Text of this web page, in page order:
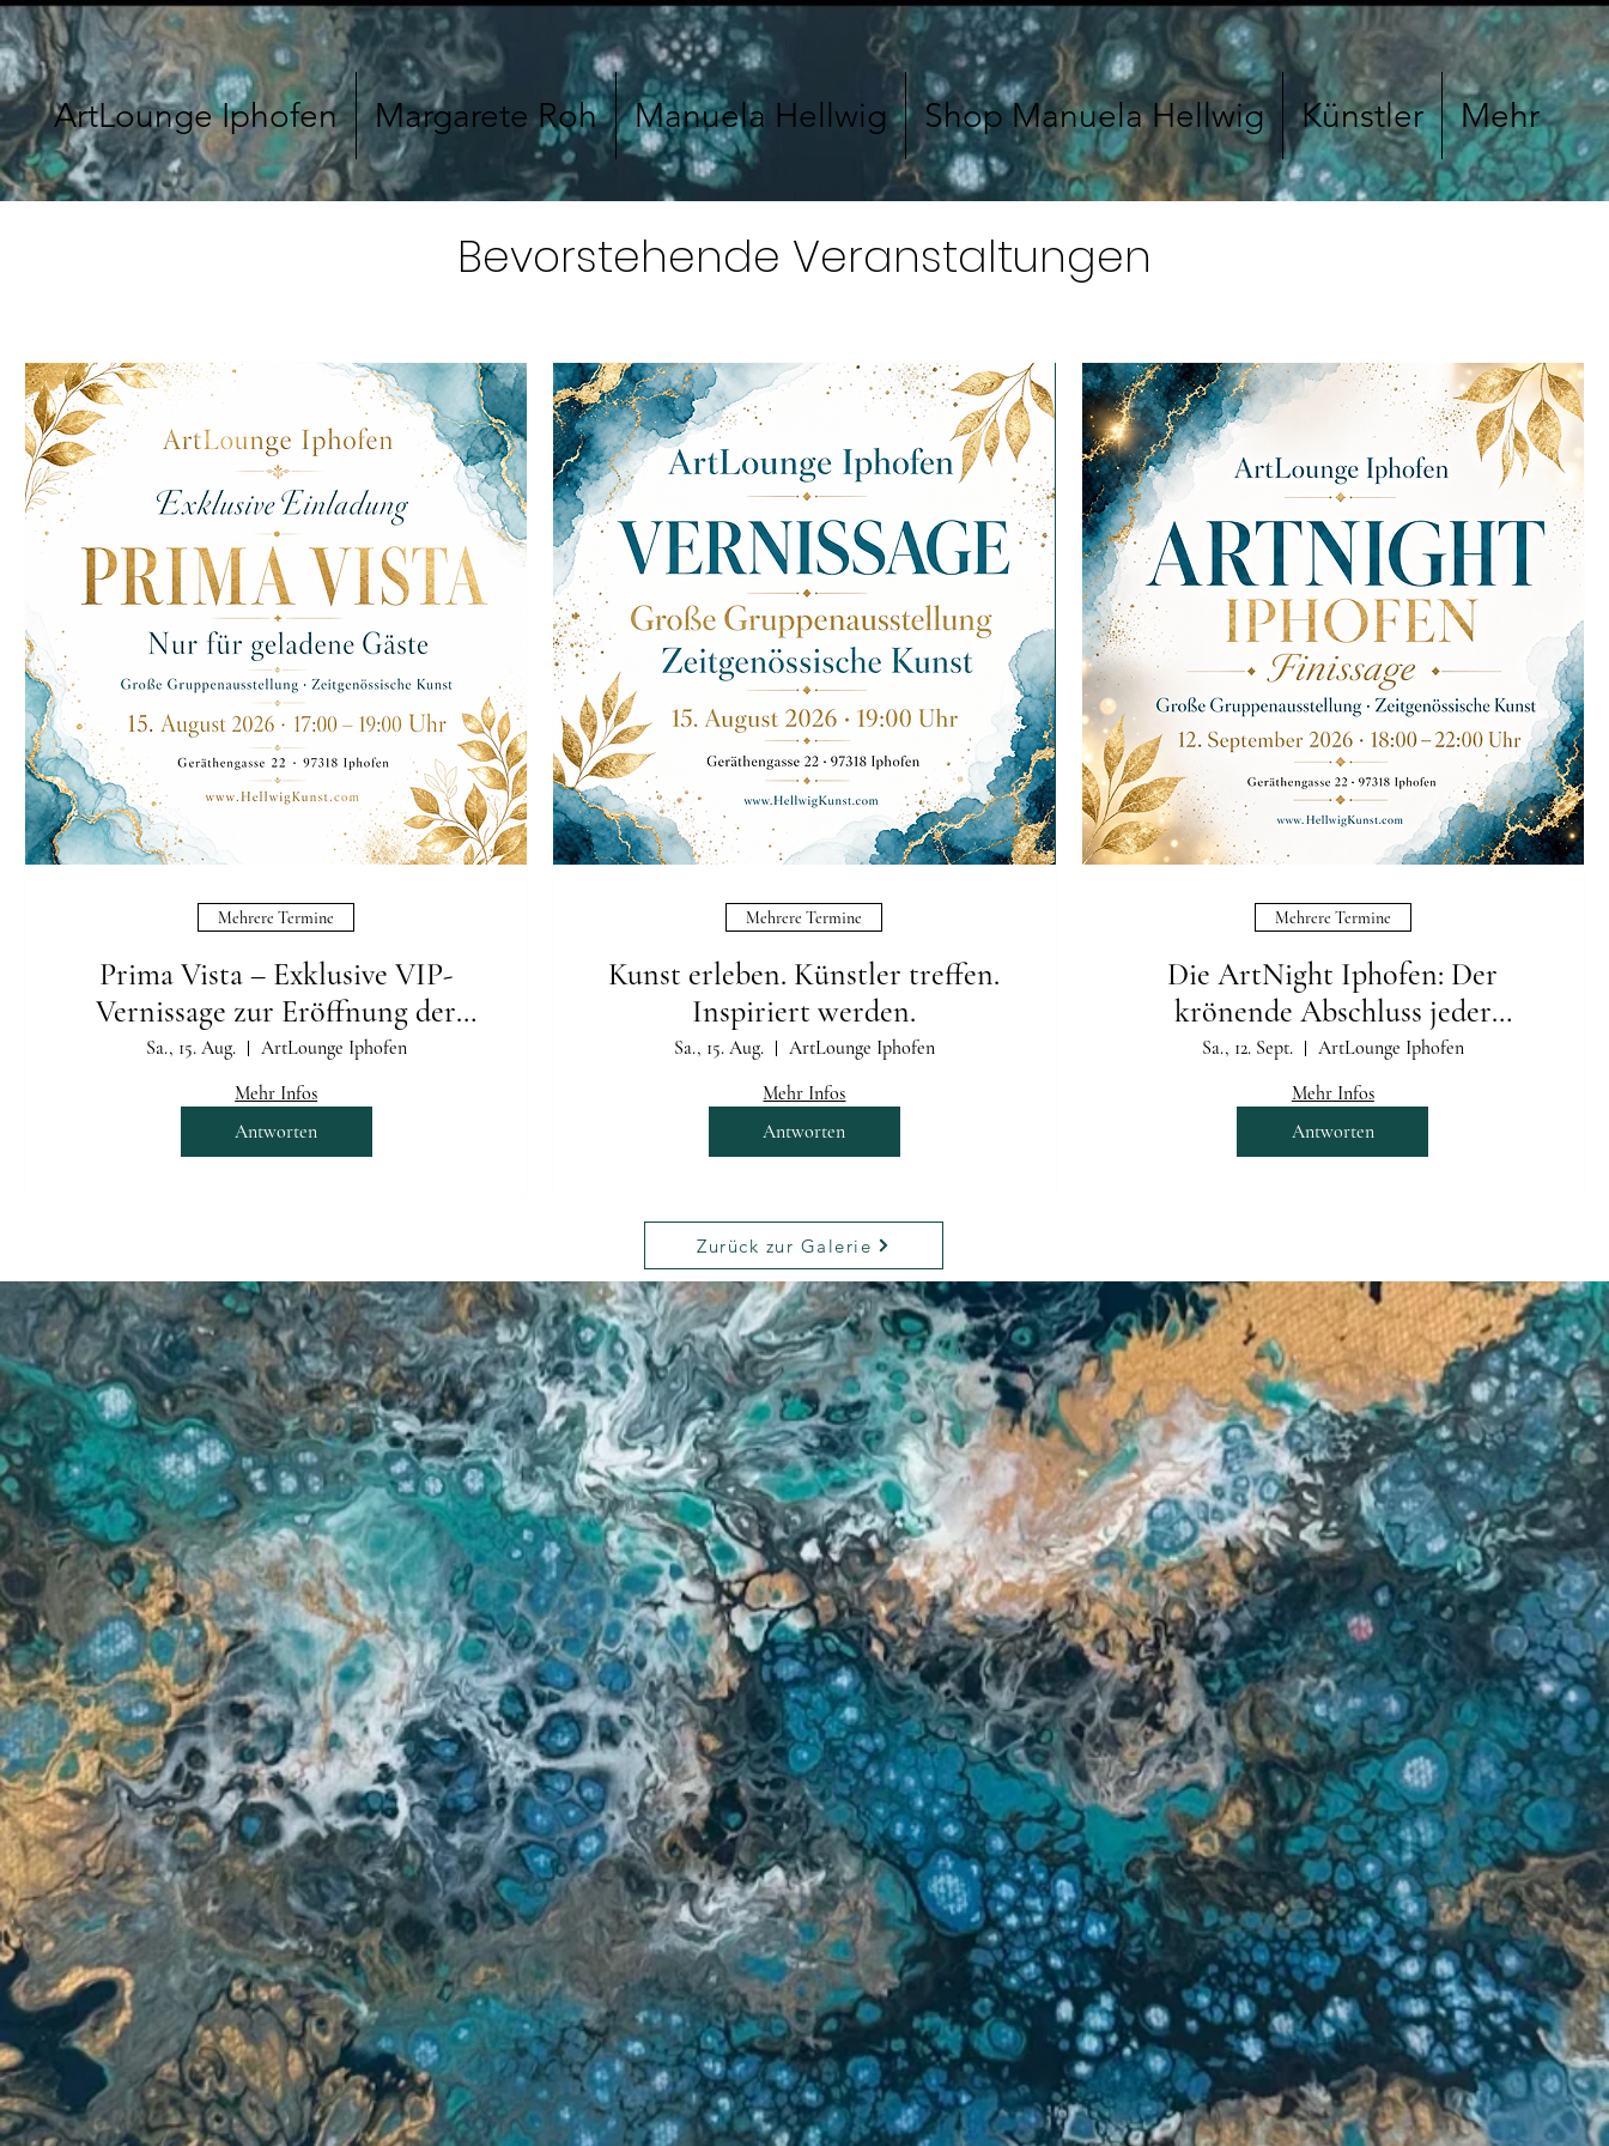
ArtLounge Iphofen Margarete Roh Manuela Hellwig Shop Manuela Hellwig Künstler Mehr
Bevorstehende Veranstaltungen
Mehrere Termine
Prima Vista – Exklusive VIP-
Vernissage zur Eröffnung der
neuen Ausstellung
Sa., 15. Aug.
ArtLounge Iphofen
Mehr Infos
Antworten
Mehrere Termine
Kunst erleben. Künstler treffen.
Inspiriert werden.
Sa., 15. Aug.
ArtLounge Iphofen
Mehr Infos
Antworten
Mehrere Termine
Die ArtNight Iphofen: Der
krönende Abschluss jeder
Ausstellung
Sa., 12. Sept.
ArtLounge Iphofen
Mehr Infos
Antworten
Zurück zur Galerie